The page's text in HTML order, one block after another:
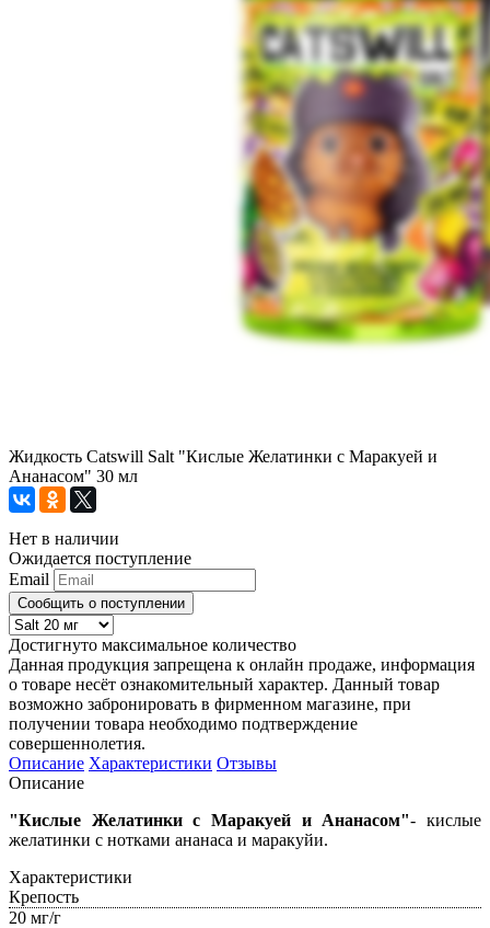
Жидкость Catswill Salt "Кислые Желатинки с Маракуей и
Ананасом" 30 мл
Нет в наличии
Ожидается поступление
Email
Сообщить о поступлении
Достигнуто максимальное количество
Данная продукция запрещена к онлайн продаже, информация
о товаре несёт ознакомительный характер. Данный товар
возможно забронировать в фирменном магазине, при
получении товара необходимо подтверждение
совершеннолетия.
Описание Характеристики Отзывы
Описание
"Кислые Желатинки с Маракуей и Ананасом"- кислые
желатинки с нотками ананаса и маракуйи.
Характеристики
Крепость
20 мг/г